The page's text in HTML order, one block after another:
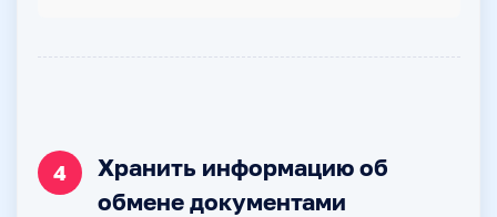
4
Хранить информацию об
обмене документами